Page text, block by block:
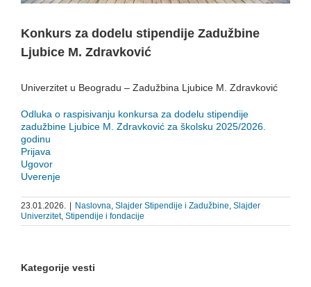
Konkurs za dodelu stipendije Zadužbine
Ljubice M. Zdravković
Univerzitet u Beogradu – Zadužbina Ljubice M. Zdravković
Odluka o raspisivanju konkursa za dodelu stipendije
zadužbine Ljubice M. Zdravković za školsku 2025/2026.
godinu
Prijava
Ugovor
Uverenje
23.01.2026. Naslovna, Slajder Stipendije i Zadužbine, Slajder
Univerzitet, Stipendije i fondacije
Kategorije vesti